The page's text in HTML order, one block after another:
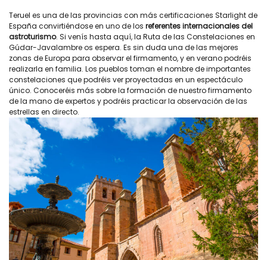
Teruel es una de las provincias con más certificaciones Starlight de
España convirtiéndose en uno de los referentes internacionales del
astroturismo. Si venís hasta aquí, la Ruta de las Constelaciones en
Gúdar-Javalambre os espera. Es sin duda una de las mejores
zonas de Europa para observar el firmamento, y en verano podréis
realizarla en familia. Los pueblos toman el nombre de importantes
constelaciones que podréis ver proyectadas en un espectáculo
único. Conoceréis más sobre la formación de nuestro firmamento
de la mano de expertos y podréis practicar la observación de las
estrellas en directo.